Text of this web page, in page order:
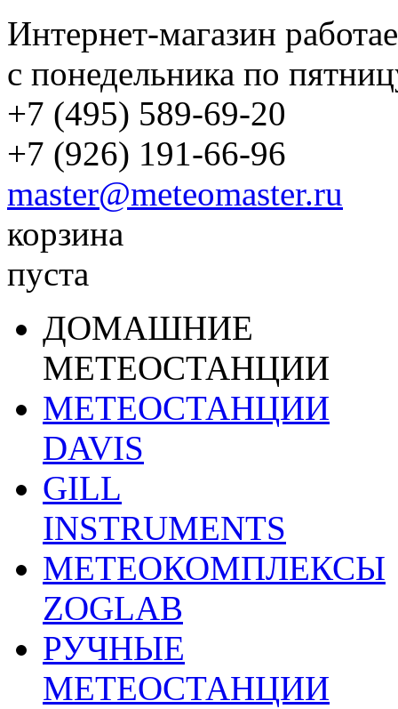
Интернет-магазин
с понедельника по
+7 (495) 589-69-20
+7 (926) 191-66-96
master@meteomaster.ru
корзина
пуста
ДОМАШНИЕ
МЕТЕОСТАНЦИИ
МЕТЕОСТАНЦИИ
DAVIS
GILL
INSTRUMENTS
МЕТЕОКОМПЛЕКСЫ
ZOGLAB
РУЧНЫЕ
МЕТЕОСТАНЦИИ